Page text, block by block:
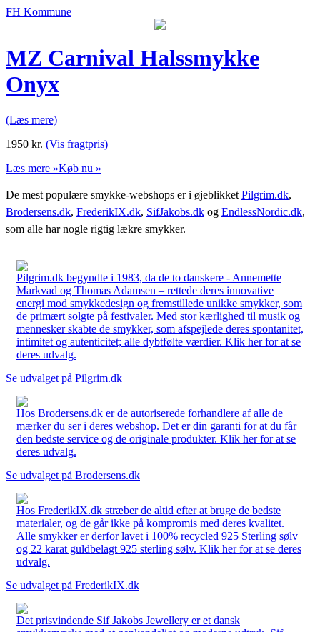
FH Kommune
MZ Carnival Halssmykke
Onyx
(Læs mere)
1950 kr. (Vis fragtpris)
Læs mere »Køb nu »
De mest populære smykke-webshops er i øjeblikket Pilgrim.dk,
Brodersens.dk, FrederikIX.dk, SifJakobs.dk og EndlessNordic.dk,
som alle har nogle rigtig lækre smykker.
Pilgrim.dk begyndte i 1983, da de to danskere - Annemette
Markvad og Thomas Adamsen – rettede deres innovative
energi mod smykkedesign og fremstillede unikke smykker, som
de primært solgte på festivaler. Med stor kærlighed til musik og
mennesker skabte de smykker, som afspejlede deres spontanitet,
intimitet og autenticitet; alle dybtfølte værdier. Klik her for at se
deres udvalg.
Se udvalget på Pilgrim.dk
Hos Brodersens.dk er de autoriserede forhandlere af alle de
mærker du ser i deres webshop. Det er din garanti for at du får
den bedste service og de originale produkter. Klik her for at se
deres udvalg.
Se udvalget på Brodersens.dk
Hos FrederikIX.dk stræber de altid efter at bruge de bedste
materialer, og de går ikke på kompromis med deres kvalitet.
Alle smykker er derfor lavet i 100% recycled 925 Sterling sølv
og 22 karat guldbelagt 925 sterling sølv. Klik her for at se deres
udvalg.
Se udvalget på FrederikIX.dk
Det prisvindende Sif Jakobs Jewellery er et dansk